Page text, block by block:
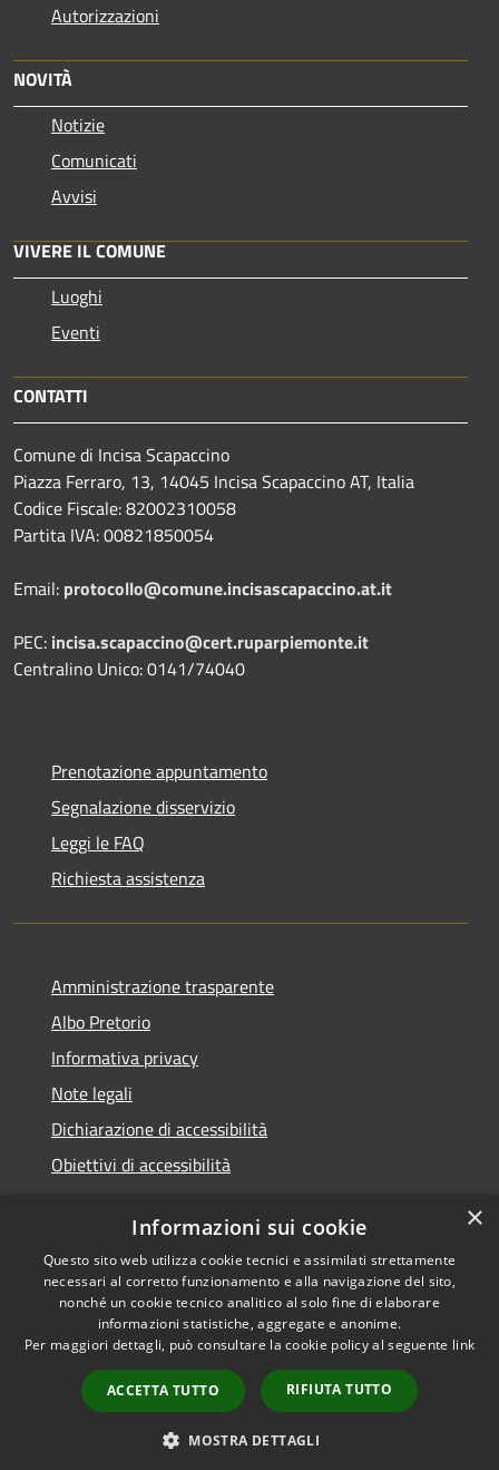
Autorizzazioni
NOVITÀ
Notizie
Comunicati
Avvisi
VIVERE IL COMUNE
Luoghi
Eventi
CONTATTI
Comune di Incisa Scapaccino
Piazza Ferraro, 13, 14045 Incisa Scapaccino AT, Italia
Codice Fiscale: 82002310058
Partita IVA: 00821850054
Email: protocollo@comune.incisascapaccino.at.it
PEC: incisa.scapaccino@cert.ruparpiemonte.it
Centralino Unico: 0141/74040
Prenotazione appuntamento
Segnalazione disservizio
Leggi le FAQ
Richiesta assistenza
Amministrazione trasparente
Albo Pretorio
Informativa privacy
Note legali
Dichiarazione di accessibilità
Obiettivi di accessibilità
RSS
Accessibilità
Cookie
Mappa del sito
Comune convenzionato
Astigov
Progetto|Convenzione|
Adesioni
•Accesso redazione
×
Informazioni sui cookie
Questo sito web utilizza cookie tecnici e assimilati strettamente
necessari al corretto funzionamento e alla navigazione del sito,
nonché un cookie tecnico analitico al solo fine di elaborare
informazioni statistiche, aggregate e anonime.
Per maggiori dettagli, può consultare la cookie policy al seguente link
ACCETTA TUTTO RIFIUTA TUTTO
MOSTRA DETTAGLI